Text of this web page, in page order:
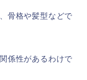
骨格や髪型などで
係性があるわけで